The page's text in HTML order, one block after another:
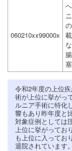
060210xx99000x
塞
令和2年度の上位
術が上位に挙がっ
ルニア手術に特化
響もあり昨年度と
対象症例としては
上位に挙がってお
も上位に入ってお
退院されています。